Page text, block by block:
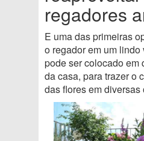
regadores
E uma das primeiras
o regador em um
pode ser colocado em
da casa, para trazer o
das flores em diversas